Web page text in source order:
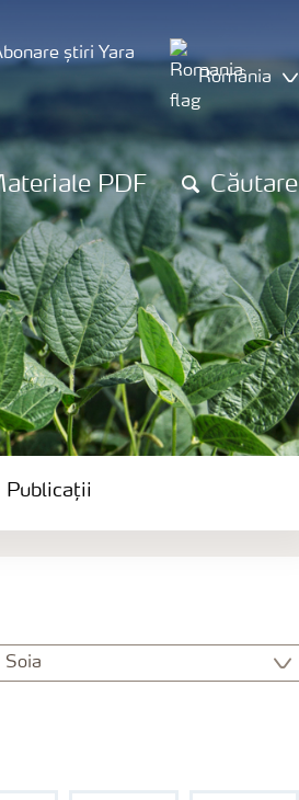
știri Yara
România
PDF Căutare
Publicații